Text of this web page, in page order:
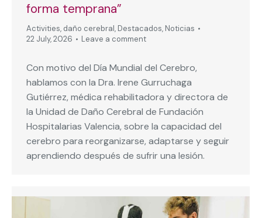
forma temprana”
Activities, daño cerebral, Destacados, Noticias
22 July, 2026
Leave a comment
Con motivo del Día Mundial del Cerebro,
hablamos con la Dra. Irene Gurruchaga
Gutiérrez, médica rehabilitadora y directora de
la Unidad de Daño Cerebral de Fundación
Hospitalarias Valencia, sobre la capacidad del
cerebro para reorganizarse, adaptarse y seguir
aprendiendo después de sufrir una lesión.